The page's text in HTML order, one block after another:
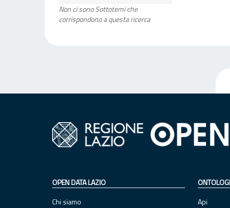
Non ci sono Sottotemi che
corrispondono a questa ricerca
OPEN DATA LAZIO
Chi siamo
Api